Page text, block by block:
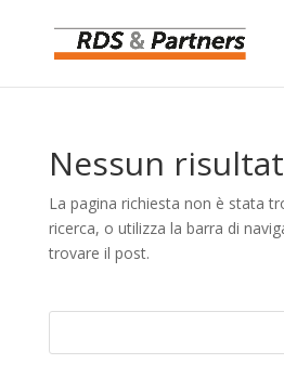
Nessun
La pagina richiesta non è stata
ricerca, o utilizza la barra di
trovare il post.